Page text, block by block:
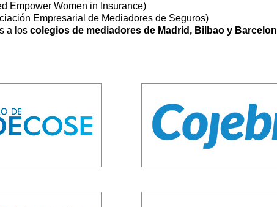
Empower Women in Insurance)
Empresarial de Mediadores de Seguros)
a los colegios de mediadores de Madrid, Bilbao y